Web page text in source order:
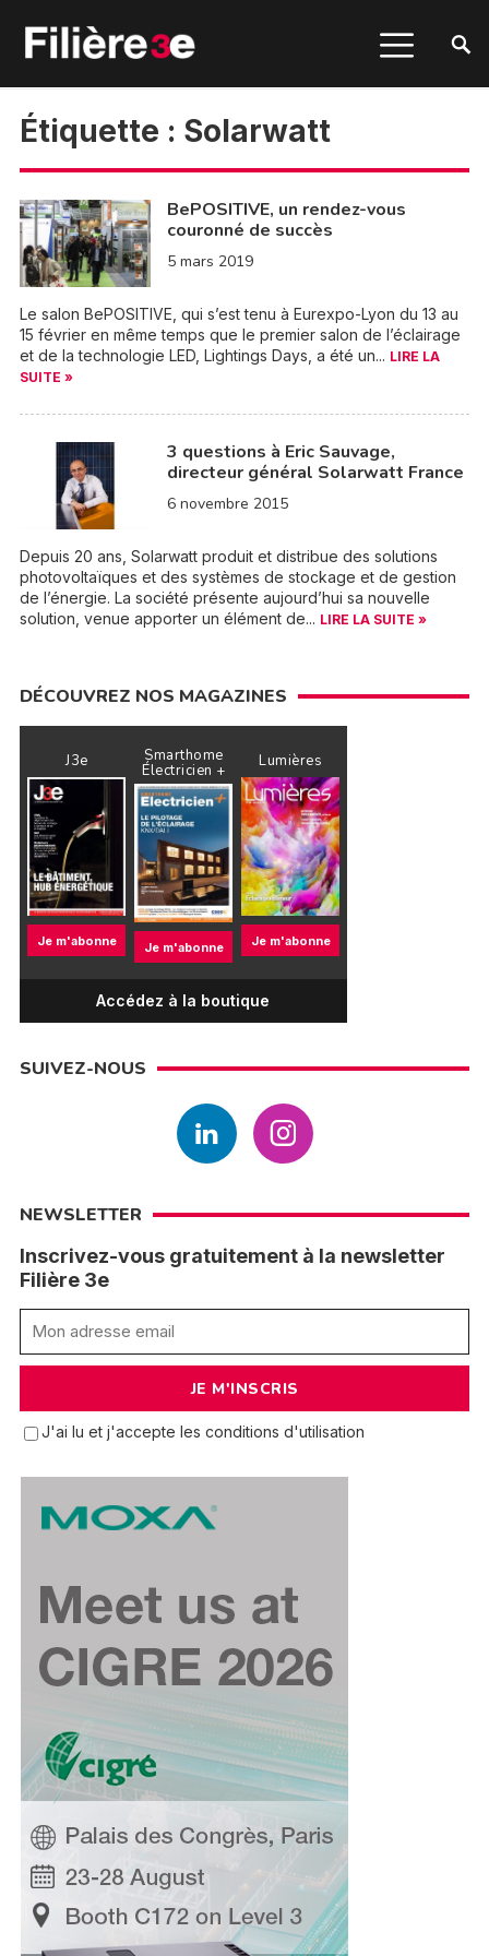
Étiquette : Solarwatt
BePOSITIVE, un rendez-vous
couronné de succès
5 mars 2019
Le salon BePOSITIVE, qui s’est tenu à Eurexpo-Lyon du 13 au
15 février en même temps que le premier salon de l’éclairage
et de la technologie LED, Lightings Days, a été un... LIRE LA
SUITE »
3 questions à Eric Sauvage,
directeur général Solarwatt France
6 novembre 2015
Depuis 20 ans, Solarwatt produit et distribue des solutions
photovoltaïques et des systèmes de stockage et de gestion
de l’énergie. La société présente aujourd’hui sa nouvelle
solution, venue apporter un élément de... LIRE LA SUITE »
DÉCOUVREZ NOS MAGAZINES
J3e
Je m'abonne
Smarthome
Électricien +
Je m'abonne
Lumières
Je m'abonne
Accédez à la boutique
SUIVEZ-NOUS
NEWSLETTER
Inscrivez-vous gratuitement à la newsletter
Filière 3e
J'ai lu et j'accepte les conditions d'utilisation